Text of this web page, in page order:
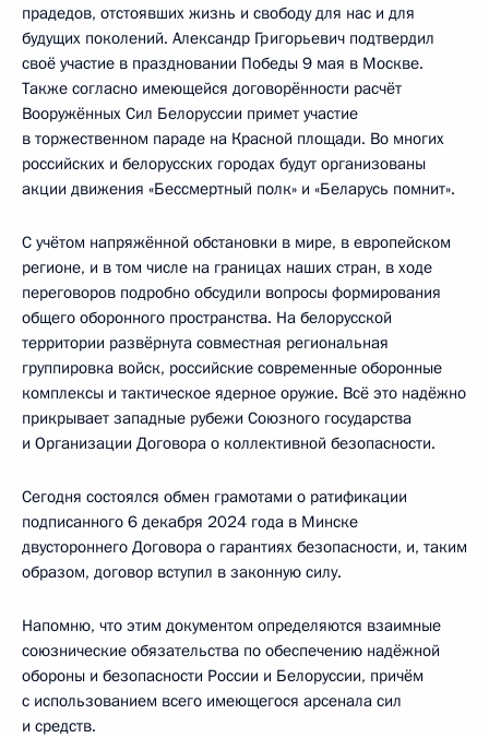
прадедов, отстоявших жизнь и свободу для нас и для
будущих поколений. Александр Григорьевич подтвердил
своё участие в праздновании Победы 9 мая в Москве.
Также согласно имеющейся договорённости расчёт
Вооружённых Сил Белоруссии примет участие
в торжественном параде на Красной площади. Во многих
российских и белорусских городах будут организованы
акции движения «Бессмертный полк» и «Беларусь помнит».
С учётом напряжённой обстановки в мире, в европейском
регионе, и в том числе на границах наших стран, в ходе
переговоров подробно обсудили вопросы формирования
общего оборонного пространства. На белорусской
территории развёрнута совместная региональная
группировка войск, российские современные оборонные
комплексы и тактическое ядерное оружие. Всё это надёжно
прикрывает западные рубежи Союзного государства
и Организации Договора о коллективной безопасности.
Сегодня состоялся обмен грамотами о ратификации
подписанного 6 декабря 2024 года в Минске
двустороннего Договора о гарантиях безопасности, и, таким
образом, договор вступил в законную силу.
Напомню, что этим документом определяются взаимные
союзнические обязательства по обеспечению надёжной
обороны и безопасности России и Белоруссии, причём
с использованием всего имеющегося арсенала сил
и средств.